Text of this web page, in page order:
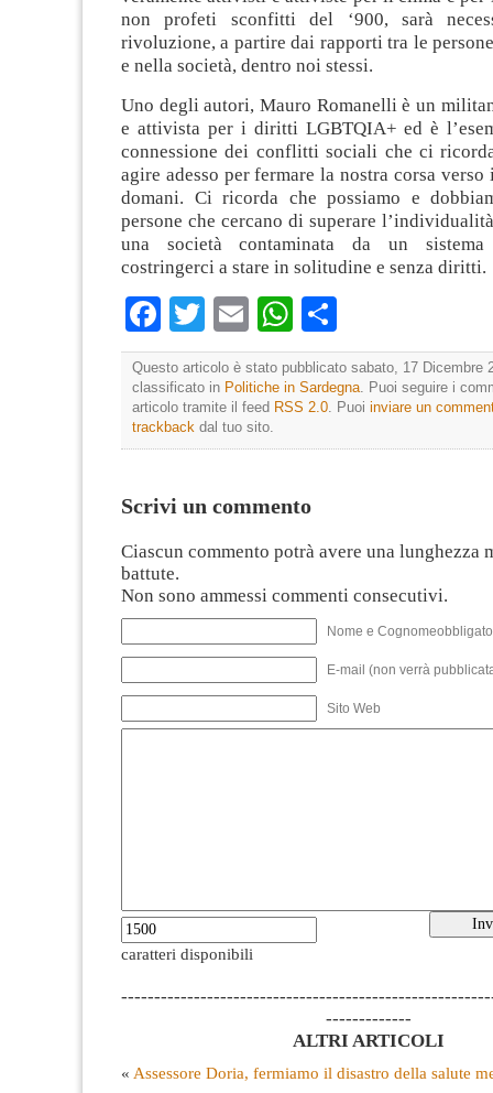
non profeti sconfitti del ‘900, sarà
rivoluzione, a partire dai rapporti tra le
e nella società, dentro noi stessi.
Uno degli autori, Mauro Romanelli è un
e attivista per i diritti LGBTQIA+ ed è
connessione dei conflitti sociali che ci
agire adesso per fermare la nostra corsa
domani. Ci ricorda che possiamo e
persone che cercano di superare
una società contaminata da un
costringerci a stare in solitudine e senza diritti.
Facebook
TwitterEmailWhatsApp
Questo articolo è stato pubblicato sabato, 17 Dicembre
classificato in Politiche in Sardegna. Puoi seguire i
articolo tramite il feed RSS 2.0. Puoi inviare un
trackback dal tuo sito.
Scrivi un commento
Ciascun commento potrà avere una lunghezza
battute.
Non sono ammessi commenti consecutivi.
Nome e
E-mail (non verrà
Sito Web
caratteri disponibili
-------------
ALTRI ARTICOLI
« Assessore Doria, fermiamo il disastro della salute